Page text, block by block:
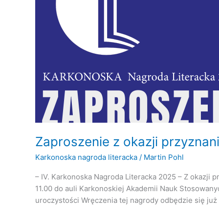
Zaproszenie z okazji
Karkonoska nagroda literacka / Martin Pohl
– IV. Karkonoska Nagroda Literacka 2025 – Z okazji
11.00 do auli Karkonoskiej Akademii Nauk
uroczystości Wręczenia tej nagrody odbędzie się